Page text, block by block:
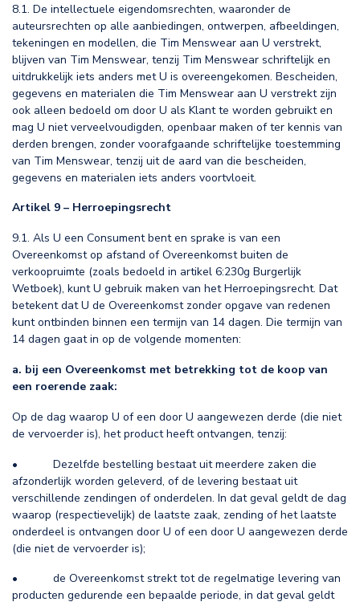
8.1. De intellectuele eigendomsrechten, waaronder de
auteursrechten op alle aanbiedingen, ontwerpen, afbeeldingen,
tekeningen en modellen, die Tim Menswear aan U verstrekt,
blijven van Tim Menswear, tenzij Tim Menswear schriftelijk en
uitdrukkelijk iets anders met U is overeengekomen. Bescheiden,
gegevens en materialen die Tim Menswear aan U verstrekt zijn
ook alleen bedoeld om door U als Klant te worden gebruikt en
mag U niet verveelvoudigden, openbaar maken of ter kennis van
derden brengen, zonder voorafgaande schriftelijke toestemming
van Tim Menswear, tenzij uit de aard van die bescheiden,
gegevens en materialen iets anders voortvloeit.
Artikel 9 – Herroepingsrecht
9.1. Als U een Consument bent en sprake is van een
Overeenkomst op afstand of Overeenkomst buiten de
verkoopruimte (zoals bedoeld in artikel 6:230g Burgerlijk
Wetboek), kunt U gebruik maken van het Herroepingsrecht. Dat
betekent dat U de Overeenkomst zonder opgave van redenen
kunt ontbinden binnen een termijn van 14 dagen. Die termijn van
14 dagen gaat in op de volgende momenten:
a. bij een Overeenkomst met betrekking tot de koop van
een roerende zaak:
Op de dag waarop U of een door U aangewezen derde (die niet
de vervoerder is), het product heeft ontvangen, tenzij:
• Dezelfde bestelling bestaat uit meerdere zaken die
afzonderlijk worden geleverd, of de levering bestaat uit
verschillende zendingen of onderdelen. In dat geval geldt de dag
waarop (respectievelijk) de laatste zaak, zending of het laatste
onderdeel is ontvangen door U of een door U aangewezen derde
(die niet de vervoerder is);
• de Overeenkomst strekt tot de regelmatige levering van
producten gedurende een bepaalde periode, in dat geval geldt